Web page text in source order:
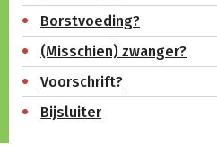
Borstvoeding?
(Misschien) zwanger?
Voorschrift?
Bijsluiter